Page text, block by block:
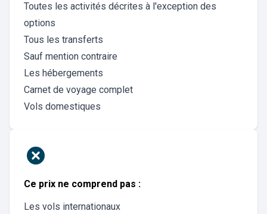
Toutes les activités décrites à l'exception des
options
Tous les transferts
Sauf mention contraire
Les hébergements
Carnet de voyage complet
Vols domestiques
Ce prix ne comprend pas :
Les vols internationaux